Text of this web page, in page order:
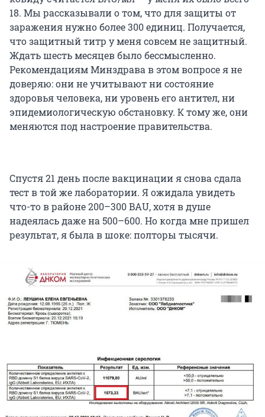
18. Мы рассказывали о том, что для защиты от
заражения нужно более 300 единиц. Получается,
что защитный титр у меня совсем не защитный.
Ждать шесть месяцев было бессмысленно.
Рекомендациям Минздрава в этом вопросе я не
доверяю: они не учитывают ни состояние
здоровья человека, ни уровень его антител, ни
эпидемиологическую обстановку. К тому же, они
меняются под настроение правительства.
Спустя 21 день после вакцинации я снова сдала
тест в той же лаборатории. Я ожидала увидеть
что-то в районе 200–300 BAU, хотя в душе
надеялась даже на 500–600. Но когда мне пришел
результат, я была в шоке: полторы тысячи.